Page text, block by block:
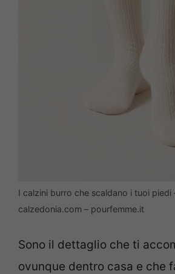
I calzini burro che scaldano i tuoi piedi
calzedonia.com – pourfemme.it
Sono il dettaglio che ti
ovunque dentro casa e che